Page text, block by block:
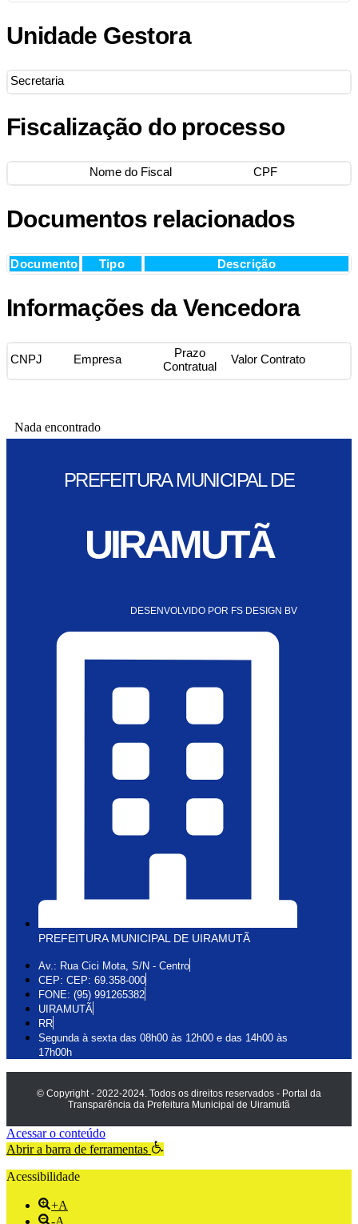
Unidade Gestora
Secretaria
Fiscalização do processo
Nome do Fiscal CPF
Documentos relacionados
Documento Tipo Descrição
Informações da Vencedora
CNPJ Empresa
Prazo
Contratual
Valor Contrato
Nada encontrado
PREFEITURA MUNICIPAL DE
UIRAMUTÃ
DESENVOLVIDO POR FS DESIGN BV
PREFEITURA MUNICIPAL DE UIRAMUTÃ
Av.: Rua Cici Mota, S/N - Centro
CEP: CEP: 69.358-000
FONE: (95) 991265382
UIRAMUTÃ
RR
Segunda à sexta das 08h00 às 12h00 e das 14h00 às
17h00h
© Copyright - 2022-2024. Todos os direitos reservados - Portal da
Transparência da Prefeitura Municipal de Uiramutã
Acessar o conteúdo
Abrir a barra de ferramentas
Acessibilidade
+A
-A